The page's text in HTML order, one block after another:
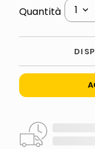
Quantità 1